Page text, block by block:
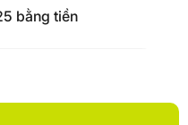
bằng tiền